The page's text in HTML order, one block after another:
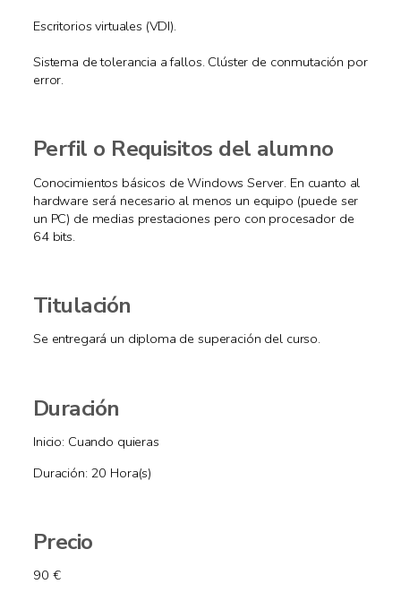
Escritorios virtuales (VDI).
Sistema de tolerancia a fallos. Clúster de conmutación por
error.
Perfil o Requisitos del alumno
Conocimientos básicos de Windows Server. En cuanto al
hardware será necesario al menos un equipo (puede ser
un PC) de medias prestaciones pero con procesador de
64 bits.
Titulación
Se entregará un diploma de superación del curso.
Duración
Inicio: Cuando quieras
Duración: 20 Hora(s)
Precio
90 €